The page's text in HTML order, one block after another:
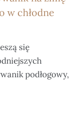
w chłodne
się
podłogowy,